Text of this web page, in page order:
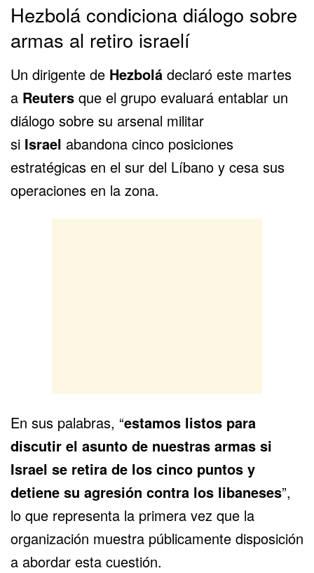
Hezbolá condiciona diálogo sobre
armas al retiro israelí
Un dirigente de Hezbolá declaró este martes
a Reuters que el grupo evaluará entablar un
diálogo sobre su arsenal militar
si Israel abandona cinco posiciones
estratégicas en el sur del Líbano y cesa sus
operaciones en la zona.
En sus palabras, “estamos listos para
discutir el asunto de nuestras armas si
Israel se retira de los cinco puntos y
detiene su agresión contra los libaneses”,
lo que representa la primera vez que la
organización muestra públicamente disposición
a abordar esta cuestión.